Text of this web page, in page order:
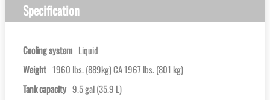
Specification
Cooling system Liquid
Weight 1960 lbs. (889kg) CA 1967 lbs. (801 kg)
Tank capacity 9.5 gal (35.9 L)